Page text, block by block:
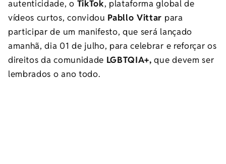
autenticidade, o TikTok, plataforma global de
vídeos curtos, convidou Pabllo Vittar para
participar de um manifesto, que será lançado
amanhã, dia 01 de julho, para celebrar e reforçar os
direitos da comunidade LGBTQIA+, que devem ser
lembrados o ano todo.